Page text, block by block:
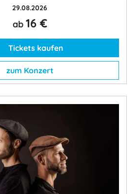
29.08.2026
ab 16 €
Tickets kaufen
zum Konzert